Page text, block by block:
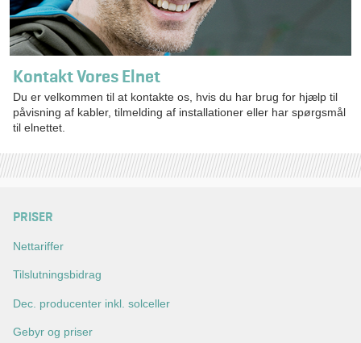
Kontakt Vores Elnet
Du er velkommen til at kontakte os, hvis du har brug for hjælp til
påvisning af kabler, tilmelding af installationer eller har spørgsmål
til elnettet.
PRISER
Nettariffer
Tilslutningsbidrag
Dec. producenter inkl. solceller
Gebyr og priser